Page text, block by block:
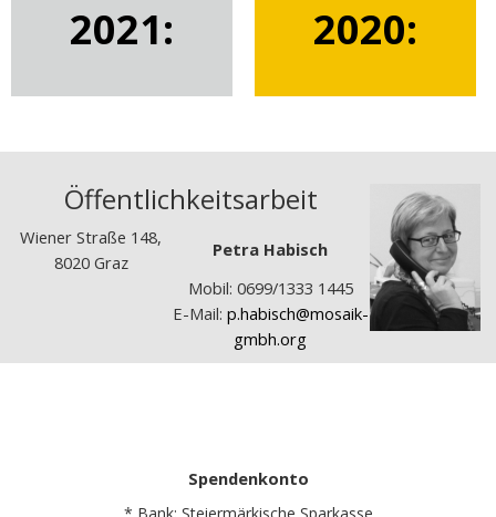
2021:
2020:
Öffentlichkeitsarbeit
Wiener Straße 148,
8020 Graz
Petra Habisch
Mobil: 0699/1333 1445
E-Mail: p.habisch@mosaik-
gmbh.org
Spendenkonto
* Bank: Steiermärkische Sparkasse